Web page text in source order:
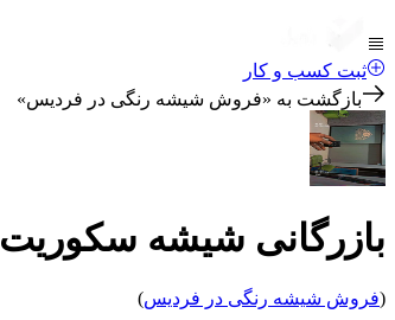
ثبت کسب و کار
بازگشت به «فروش شیشه رنگی در فردیس»
بازرگانی شیشه سکوریت
(فروش شیشه رنگی در فردیس)